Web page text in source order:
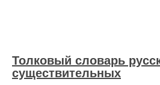
Толковый словарь
существительных